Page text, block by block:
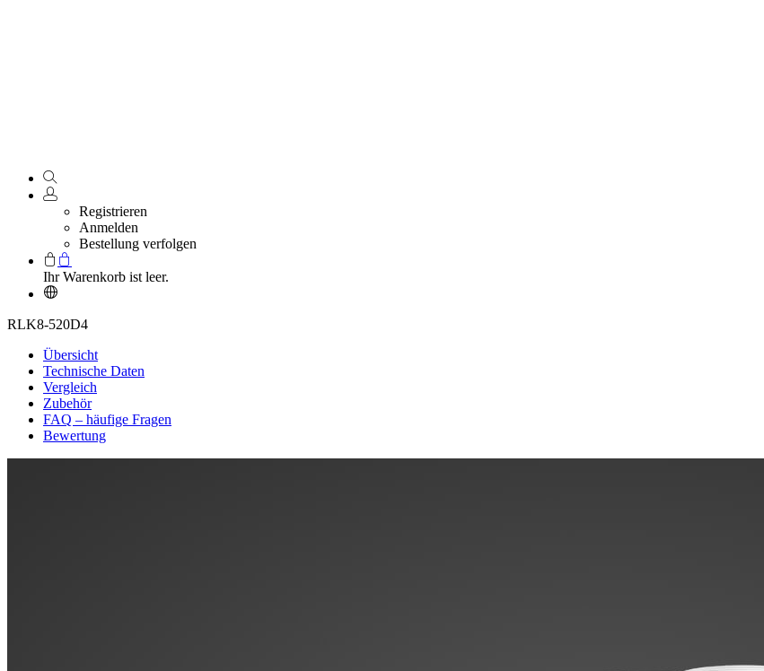
Registrieren
Anmelden
Bestellung verfolgen
Ihr Warenkorb ist leer.
RLK8-520D4
Übersicht
Technische Daten
Vergleich
Zubehör
FAQ – häufige Fragen
Bewertung